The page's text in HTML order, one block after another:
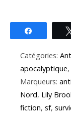
Catégories:
apocalyptique,
Marqueurs:
Nord, Lily
fiction, sf,